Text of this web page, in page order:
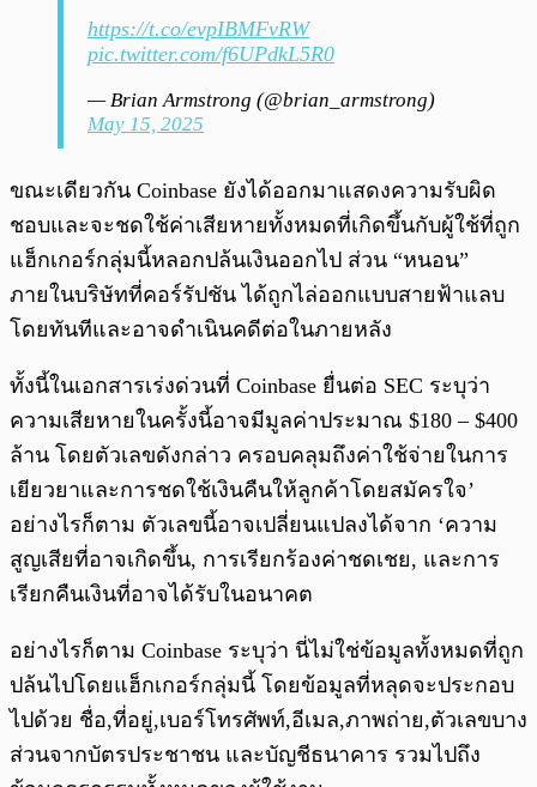
https://t.co/evpIBMFvRW
pic.twitter.com/f6UPdkL5R0
— Brian Armstrong (@brian_armstrong)
May 15, 2025
ขณะเดียวกัน Coinbase ยังได้ออกมาแสดงความรับผิด
ชอบและจะชดใช้ค่าเสียหายทั้งหมดที่เกิดขึ้นกับผู้ใช้ที่ถูก
แฮ็กเกอร์กลุ่มนี้หลอกปล้นเงินออกไป ส่วน “หนอน”
ภายในบริษัทที่คอร์รัปชัน ได้ถูกไล่ออกแบบสายฟ้าแลบ
โดยทันทีและอาจดำเนินคดีต่อในภายหลัง
ทั้งนี้ในเอกสารเร่งด่วนที่ Coinbase ยื่นต่อ SEC ระบุว่า
ความเสียหายในครั้งนี้อาจมีมูลค่าประมาณ $180 – $400
ล้าน โดยตัวเลขดังกล่าว ครอบคลุมถึงค่าใช้จ่ายในการ
เยียวยาและการชดใช้เงินคืนให้ลูกค้าโดยสมัครใจ’
อย่างไรก็ตาม ตัวเลขนี้อาจเปลี่ยนแปลงได้จาก ‘ความ
สูญเสียที่อาจเกิดขึ้น, การเรียกร้องค่าชดเชย, และการ
เรียกคืนเงินที่อาจได้รับในอนาคต
อย่างไรก็ตาม Coinbase ระบุว่า นี่ไม่ใช่ข้อมูลทั้งหมดที่ถูก
ปล้นไปโดยแฮ็กเกอร์กลุ่มนี้ โดยข้อมูลที่หลุดจะประกอบ
ไปด้วย ชื่อ,ที่อยู่,เบอร์โทรศัพท์,อีเมล,ภาพถ่าย,ตัวเลขบาง
ส่วนจากบัตรประชาชน และบัญชีธนาคาร รวมไปถึง